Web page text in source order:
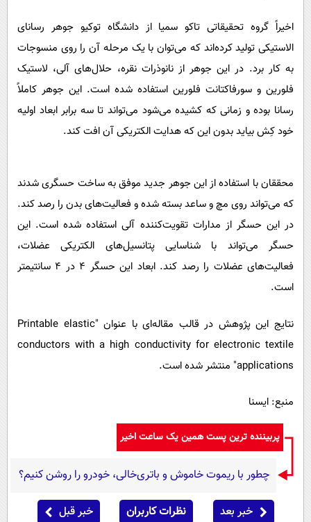
اخیراً گروه تحقیقاتی تاکو سمیا از دانشگاه توکیو جوهر رسانای
الاستیکی تولید کرده‌اند که می‌توان با یک مرحله آن را روی منسوجات
به کار برد. در این جوهر از نانوذرات نقره، حلال‌های آلی، لاستیک
فلورین و سورفاکتانت فلورین استفاده شده است. این جوهر کاملاً
رسانا بوده و زمانی که کشیده می‌شود می‌تواند تا سه برابر ابعاد اولیه
خود کِش بیاید بدون این که هدایت الکتریکی آن افت کند.
محققان با استفاده از این جوهر جدید موفق به ساخت حسگری شدند
که می‌تواند روی مچ و ساعد بسته شده و فعالیت‌های بدن را رصد کند.
در این حسگر از مدارات تقویت‌کننده آلی استفاده شده است. این
حسگر می‌تواند با شناسایی پتانسیل‌های الکتریکی عضلات،
فعالیت‌های عضلات را رصد کند. ابعاد این حسگر 4 در 4 سانتیمتر
است.
نتایج این پژوهش در قالب مقاله‌ای با عنوان "Printable elastic
conductors with a high conductivity for electronic textile
applications" منتشر شده است.
منبع: ایسنا
پربیننده ترین پست همین یک ساعت اخیر
چطور با ریموت خاموش و باتری‌خالی، خودرو را روشن کنیم؟
خبر بعد نظرات کاربران خبر قبل